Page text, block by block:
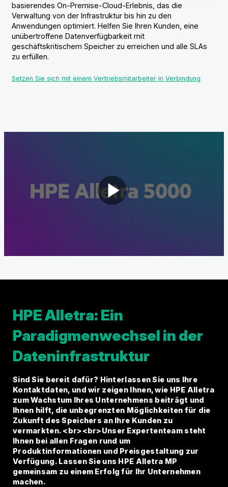
basierendes On-Premise-Cloud-Erlebnis, das die
Verwaltung von der Infrastruktur bis hin zu den
Anwendungen optimiert. Helfen Sie Ihren Kunden, eine
unübertroffene Datenverfügbarkeit mit
geschäftskritischem Speicher zu erreichen und alle SLAs
zu erfüllen.
Setzen Sie sich mit einem Vertriebsmitarbeiter in Verbindung
HPE Alletra: Ein
Paradigmenwechsel in der
Dateninfrastruktur
Sind Sie bereit dafür? Hinterlassen Sie uns Ihre
Kontaktdaten, und wir zeigen Ihnen, wie HPE Alletra
zum Wachstum Ihres Unternehmens beiträgt und
Ihnen hilft, die unbegrenzten Möglichkeiten für die
Zukunft des Speichers an Ihre Kunden zu
vermarkten. <br><br>Unser Expertenteam steht
Ihnen bei allen Fragen rund um
Produktinformationen und Preisgestaltung zur
Verfügung. Lassen Sie uns HPE Alletra MP
gemeinsam zu einem Erfolg für Ihr Unternehmen
machen.